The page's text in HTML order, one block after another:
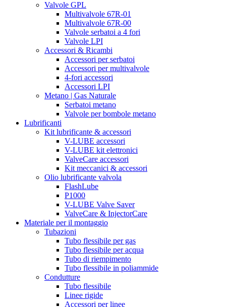
Valvole GPL
Multivalvole 67R-01
Multivalvole 67R-00
Valvole serbatoi a 4 fori
Valvole LPI
Accessori & Ricambi
Accessori per serbatoi
Accessori per multivalvole
4-fori accessori
Accessori LPI
Metano | Gas Naturale
Serbatoi metano
Valvole per bombole metano
Lubrificanti
Kit lubrificante & accessori
V-LUBE accessori
V-LUBE kit elettronici
ValveCare accessori
Kit meccanici & accessori
Olio lubrificante valvola
FlashLube
P1000
V-LUBE Valve Saver
ValveCare & InjectorCare
Materiale per il montaggio
Tubazioni
Tubo flessibile per gas
Tubo flessibile per acqua
Tubo di riempimento
Tubo flessibile in poliammide
Condutture
Tubo flessibile
Linee rigide
Accessori per linee